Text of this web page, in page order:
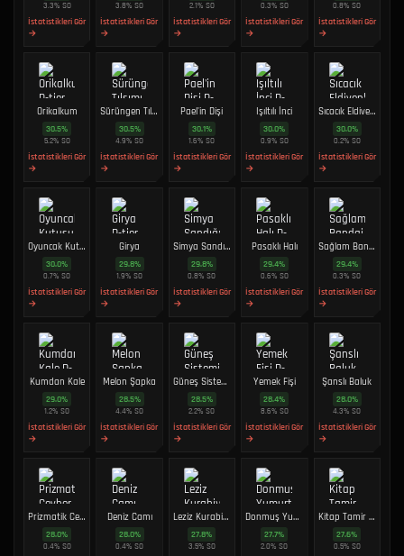
3.3% SO
İstatistikleri Gör
→
3.8%SO
İstatistikleri Gör
→
2.1% SO
İstatistikleri Gör
→
0.3% SO
İstatistikleri Gör
→
0.8%SO
İstatistikleri Gör
→
Orikalkum
30.5%
5.2% SO
İstatistikleri Gör
→
Sürüngen Tılsımı
30.5%
4.9%SO
İstatistikleri Gör
→
Pael'in Dişi
30.1%
1.6%SO
İstatistikleri Gör
→
Işıltılı İnci
30.0%
0.9% SO
İstatistikleri Gör
→
Sıcacık Eldivenler
30.0%
0.2% SO
İstatistikleri Gör
→
Oyuncak Kutusu
30.0%
0.7%SO
İstatistikleri Gör
→
Girya
29.8%
1.9%SO
İstatistikleri Gör
→
Simya Sandığı
29.8%
0.8%SO
İstatistikleri Gör
→
Pasaklı Halı
29.4%
0.6% SO
İstatistikleri Gör
→
Sağlam Bandaj
29.4%
0.3%SO
İstatistikleri Gör
→
Kumdan Kale
29.0%
1.2%SO
İstatistikleri Gör
→
Melon Şapka
28.5%
4.4%SO
İstatistikleri Gör
→
Güneş Sistemi Modeli
28.5%
2.2%SO
İstatistikleri Gör
→
Yemek Fişi
28.4%
8.6% SO
İstatistikleri Gör
→
Şanslı Baluk
28.0%
4.3%SO
İstatistikleri Gör
→
Prizmatik Cevher
28.0%
0.4% SO
Deniz Camı
28.0%
0.4%SO
Leziz Kurabiye
27.8%
3.5% SO
Donmuş Yumurta
27.7%
2.0%SO
Kitap Tamir Bıçağı
27.6%
0.5% SO